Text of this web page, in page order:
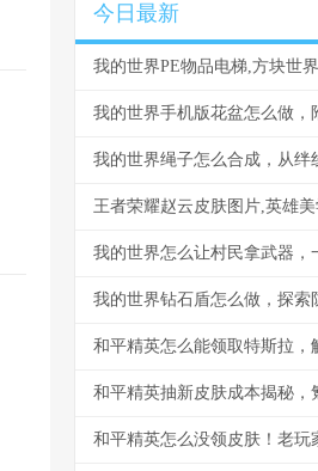
今日最新
我的世界手机版花盆怎么做，
我的世界绳子怎么合成，从绊
王者荣耀赵云皮肤图片,英雄
我的世界钻石盾怎么做，探索
和平精英怎么没领皮肤！老玩